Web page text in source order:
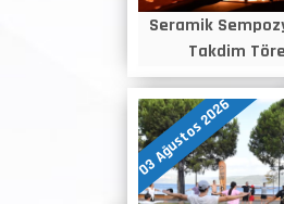
Seramik
Takdim
03 Ağustos 2026